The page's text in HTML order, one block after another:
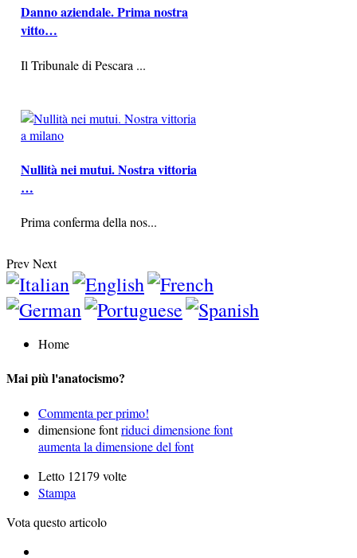
Danno aziendale. Prima nostra
vitto…
Il Tribunale di Pescara ...
Nullità nei mutui. Nostra vittoria
…
Prima conferma della nos...
PrevNext
Home
Mai più l'anatocismo?
Commenta per primo!
dimensione fontriduci dimensione font
aumenta la dimensione del font
Letto 12179 volte
Stampa
Vota questo articolo